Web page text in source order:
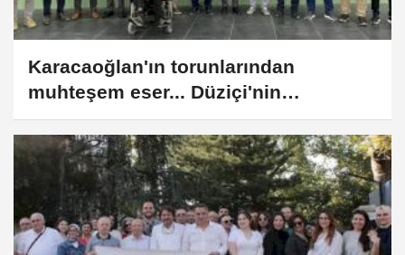
Karacaoğlan'ın torunlarından
muhteşem eser... Düziçi'nin
güzellikleri dünyaya tanıtılıyor